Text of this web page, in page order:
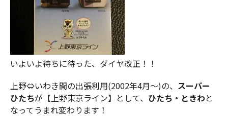
いよいよ待ちに待った、ダイヤ改正！！
上野⇔いわき間の出張利用(2002年4月～)の、 スーパー
ひたちが【上野東京ライン】として、 ひたち・ときわと
なってうまれ変わります！